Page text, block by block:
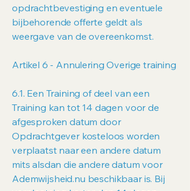
opdrachtbevestiging en eventuele
bijbehorende offerte geldt als
weergave van de overeenkomst.
Artikel 6 - Annulering Overige training
6.1. Een Training of deel van een
Training kan tot 14 dagen voor de
afgesproken datum door
Opdrachtgever kosteloos worden
verplaatst naar een andere datum
mits alsdan die andere datum voor
Ademwijsheid.nu beschikbaar is. Bij